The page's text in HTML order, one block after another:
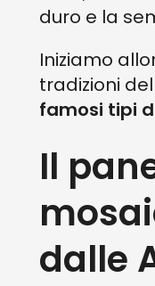
duro e la
Iniziamo
tradizioni del
famosi tipi
Il
dalle